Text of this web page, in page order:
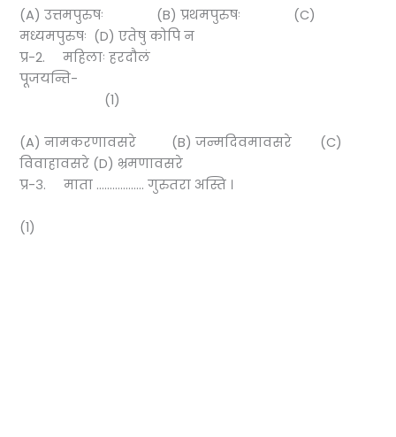
(A) उत्तमपुरुषः (B) प्रथमपुरुषः (C)
मध्यमपुरुषः (D) एतेषु कोपि न
प्र-2. महिलाः हरदौलं
पूजयन्ति-
(1)
(A) नामकरणावसरे (B) जन्मदिवमावसरे (C)
विवाहावसरे (D) भ्रमणावसरे
प्र-३. माता ……………… गुरुतरा अस्ति ।
(1)